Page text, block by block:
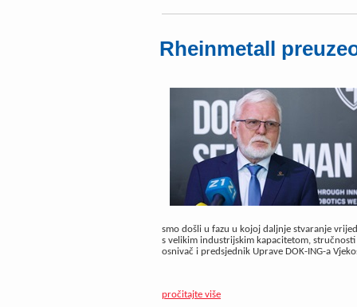
Rheinmetall
smo došli u fazu u kojoj daljnje stvaranje
s velikim industrijskim kapacitetom,
osnivač i predsjednik Uprave DOK-ING-a
pročitajte više